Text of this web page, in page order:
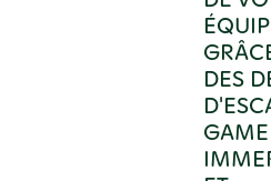
DES
GAME